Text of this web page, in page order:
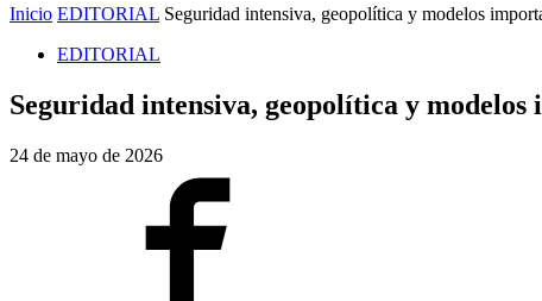
Inicio EDITORIAL Seguridad intensiva, geopolítica y modelos
EDITORIAL
Seguridad intensiva, geopolítica y
24 de mayo de 2026